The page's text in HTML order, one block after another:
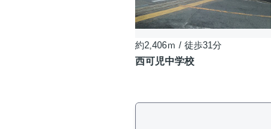
約2,406ｍ / 徒歩31分
西可児中学校